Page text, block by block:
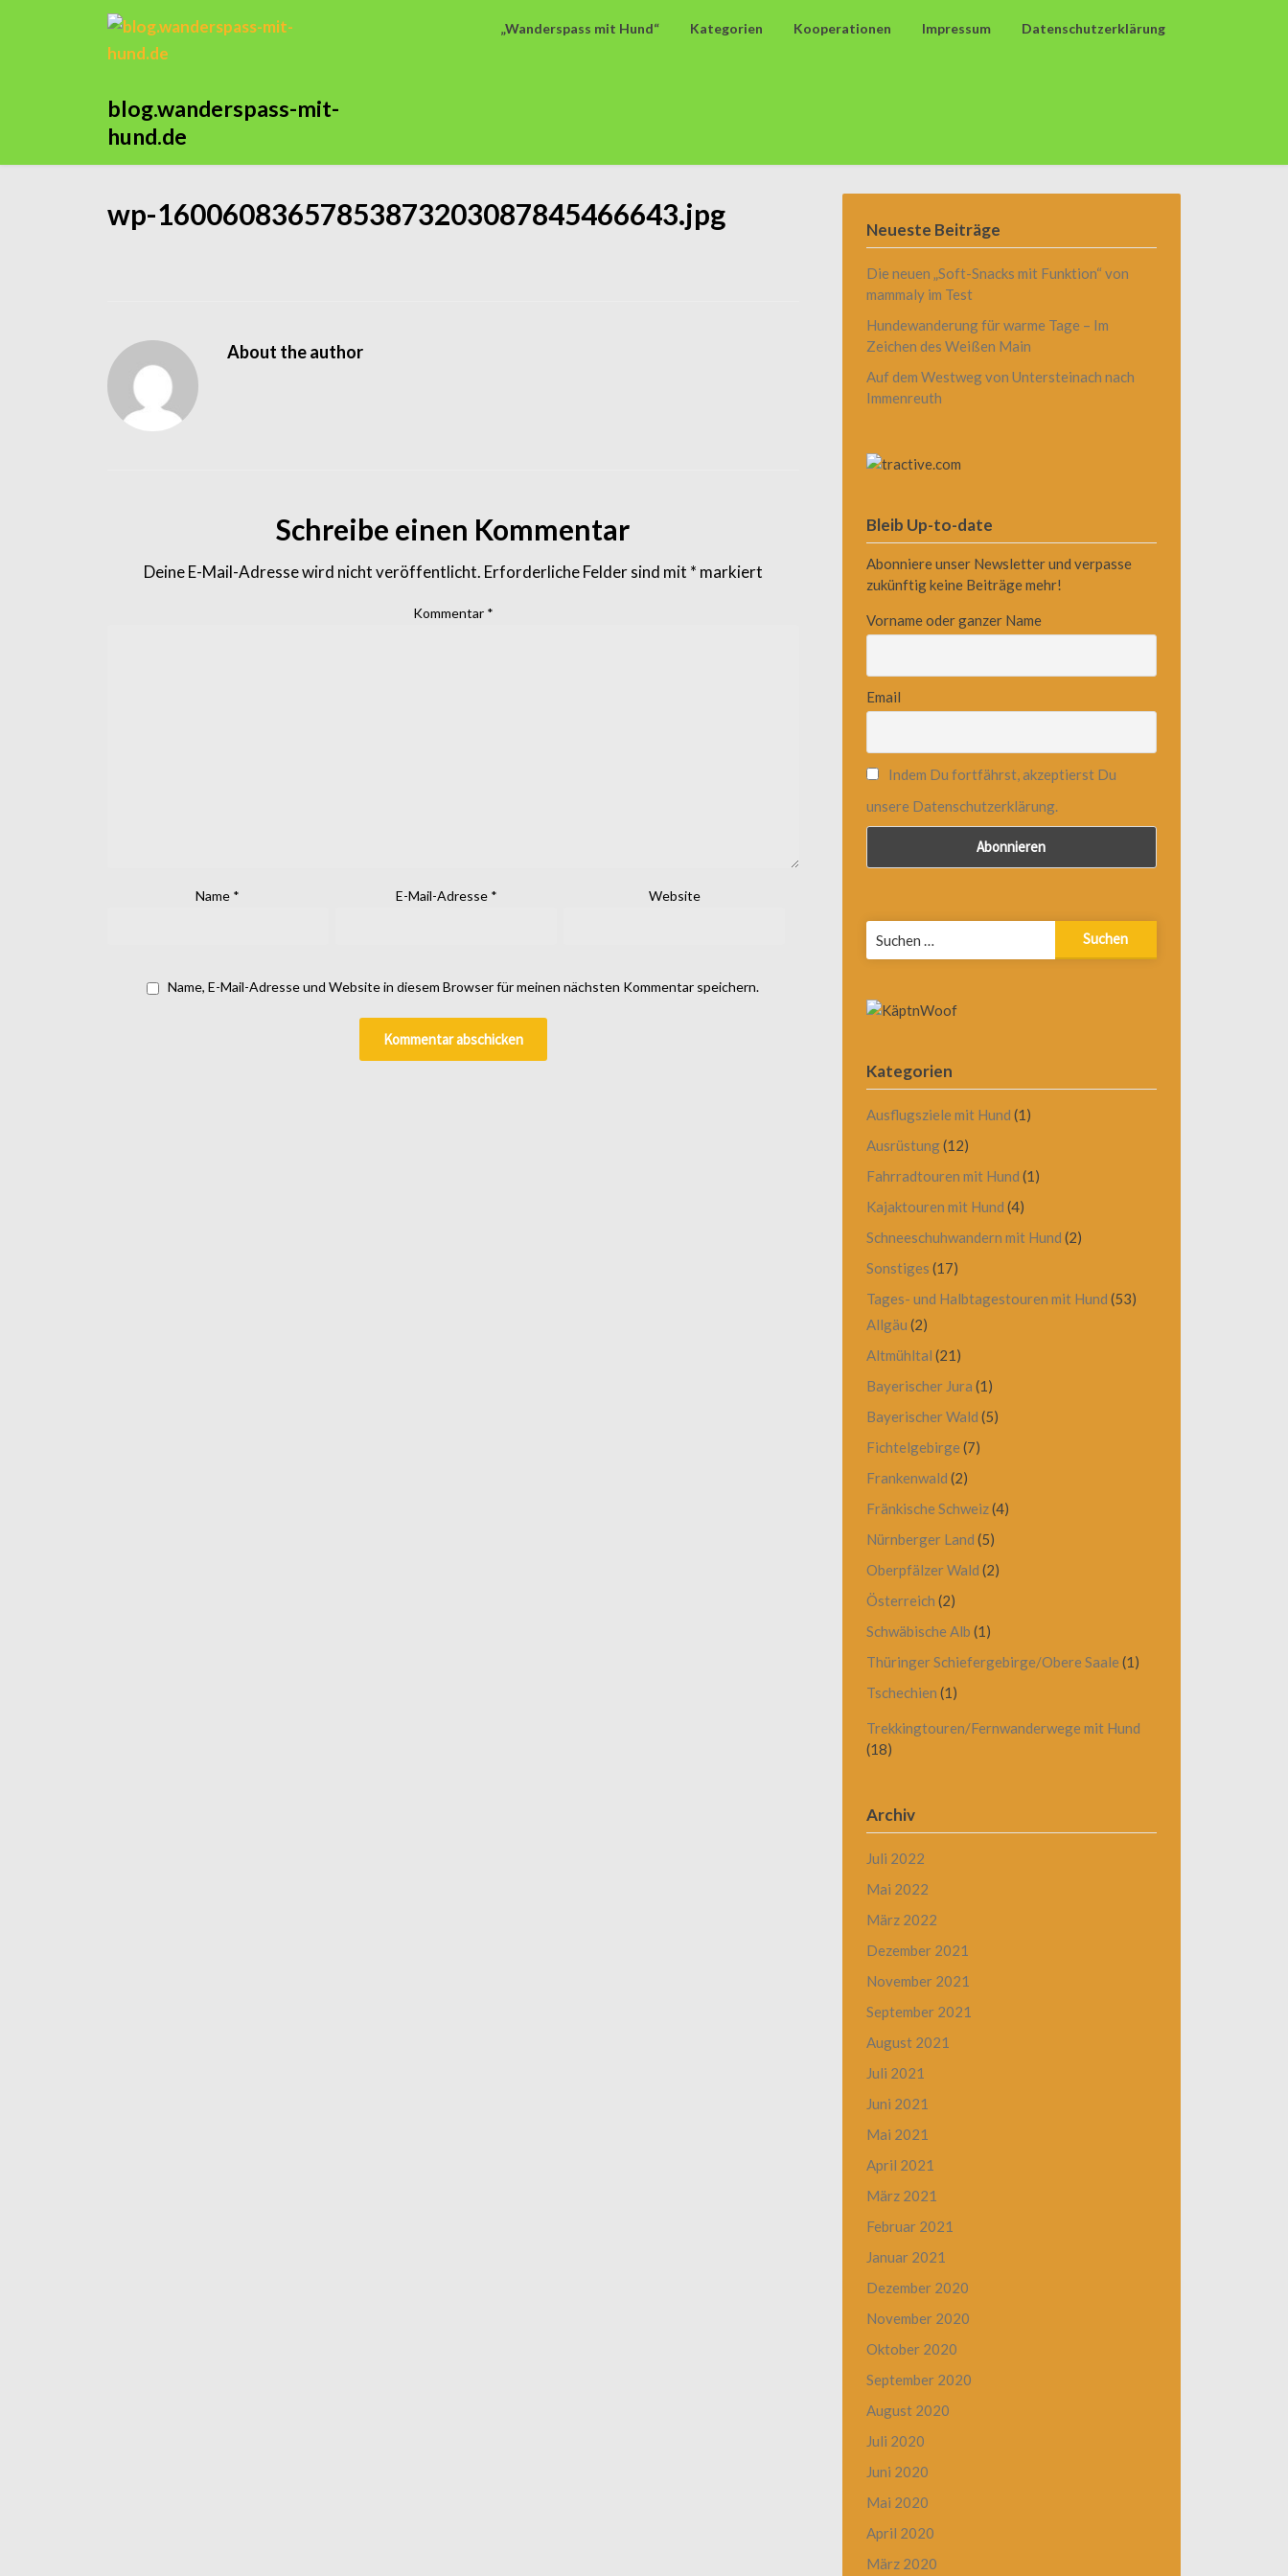
blog.wanderspass-mit-
hund.de
„Wanderspass mit Hund“ Kategorien Kooperationen Impressum Datenschutzerklärung
wp-16006083657853873203087845466643.jpg
About the author
Schreibe einen Kommentar
Deine E-Mail-Adresse wird nicht veröffentlicht. Erforderliche Felder sind mit * markiert
Kommentar *
Name * E-Mail-Adresse * Website
Name, E-Mail-Adresse und Website in diesem Browser für meinen nächsten Kommentar speichern.
Neueste Beiträge
Die neuen „Soft-Snacks mit Funktion“ von
mammaly im Test
Hundewanderung für warme Tage – Im
Zeichen des Weißen Main
Auf dem Westweg von Untersteinach nach
Immenreuth
Bleib Up-to-date
Abonniere unser Newsletter und verpasse
zukünftig keine Beiträge mehr!
Vorname oder ganzer Name
Email
Indem Du fortfährst, akzeptierst Du
unsere Datenschutzerklärung.
nach:
Kategorien
Ausflugsziele mit Hund (1)
Ausrüstung(12)
Fahrradtouren mit Hund (1)
Kajaktouren mit Hund (4)
Schneeschuhwandern mit Hund (2)
Sonstiges (17)
Tages- und Halbtagestouren mit Hund (53)
Allgäu (2)
Altmühltal (21)
Bayerischer Jura (1)
Bayerischer Wald (5)
Fichtelgebirge (7)
Frankenwald (2)
Fränkische Schweiz(4)
Nürnberger Land (5)
Oberpfälzer Wald (2)
Österreich (2)
Schwäbische Alb (1)
Thüringer Schiefergebirge/Obere Saale (1)
Tschechien (1)
Trekkingtouren/Fernwanderwege mit Hund
(18)
Archiv
Juli 2022
Mai 2022
März 2022
Dezember 2021
November 2021
September 2021
August 2021
Juli 2021
Juni 2021
Mai 2021
April 2021
März 2021
Februar 2021
Januar 2021
Dezember 2020
November 2020
Oktober 2020
September 2020
August 2020
Juli 2020
Juni 2020
Mai 2020
April 2020
März 2020